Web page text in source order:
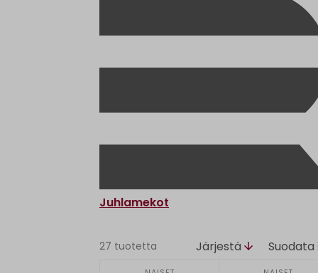
Juhlamekot
27 tuotetta Järjestä Suodata